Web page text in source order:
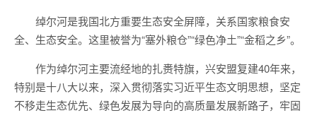
绰尔河是我国北方重要生态安全屏障，关系国家粮食安
全、生态安全。这里被誉为“塞外粮仓”“绿色净土”“金稻之乡”。
作为绰尔河主要流经地的扎赉特旗，兴安盟复建40年来，
特别是十八大以来，深入贯彻落实习近平生态文明思想，坚定
不移走生态优先、绿色发展为导向的高质量发展新路子，牢固